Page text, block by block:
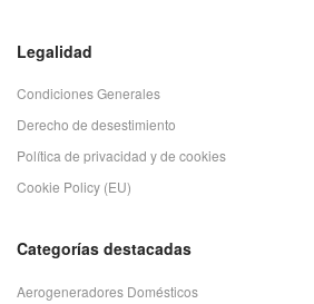
Legalidad
Condiciones Generales
Derecho de desestimiento
Política de privacidad y de cookies
Cookie Policy (EU)
Categorías destacadas
Aerogeneradores Domésticos